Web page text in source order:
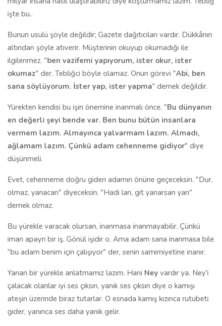
işte bu..
Bunun usulü şöyle değildir; Gazete dağıtıcıları vardır. Dükkânın
altından şöyle atıverir. Müşterinin okuyup okumadığı ile
ilgilenmez. "ben vazifemi yapıyorum, ister okur, ister
okumaz" der. Tebliğci böyle olamaz. Onun görevi "Abi, ben
sana söylüyorum. İster yap, ister yapma" demek değildir.
Yürekten kendisi bu işin önemine inanmalı önce. "Bu dünyanın
en değerli şeyi bende var. Ben bunu bütün insanlara
vermem lazım. Almayınca yalvarmam lazım. Almadı,
ağlamam lazım. Çünkü adam cehenneme gidiyor" diye
düşünmeli.
Evet, cehenneme doğru giden adamın önüne geçeceksin. "Dur,
olmaz, yanacan" diyeceksin. "Hadi lan, git yanarsan yan"
demek olmaz.
Bu yürekle varacak olursan, inanmasa inanmayabilir. Çünkü
iman apayrı bir iş. Gönül işidir o. Ama adam sana inanmasa bile
"bu adam benim için çalışıyor" der, senin samimiyetine inanır.
Yanan bir yürekle anlatmamız lazım. Hani Ney vardır ya. Ney'i
çalacak olanlar iyi ses çıksın, yanık ses çıksın diye o kamışı
ateşin üzerinde biraz tutarlar. O esnada kamış kızınca rutubeti
gider, yanınca ses daha yanık gelir.